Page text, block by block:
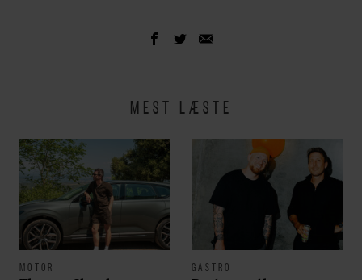
MEST LÆSTE
MOTOR GASTRO